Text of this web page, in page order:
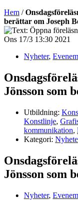
Hem /
berättar om Joseph
Nyheter,
Jönsson som
Utbildning:
Konstlinje,
kommunikation,
Kategori:
Jönsson som
Nyheter,